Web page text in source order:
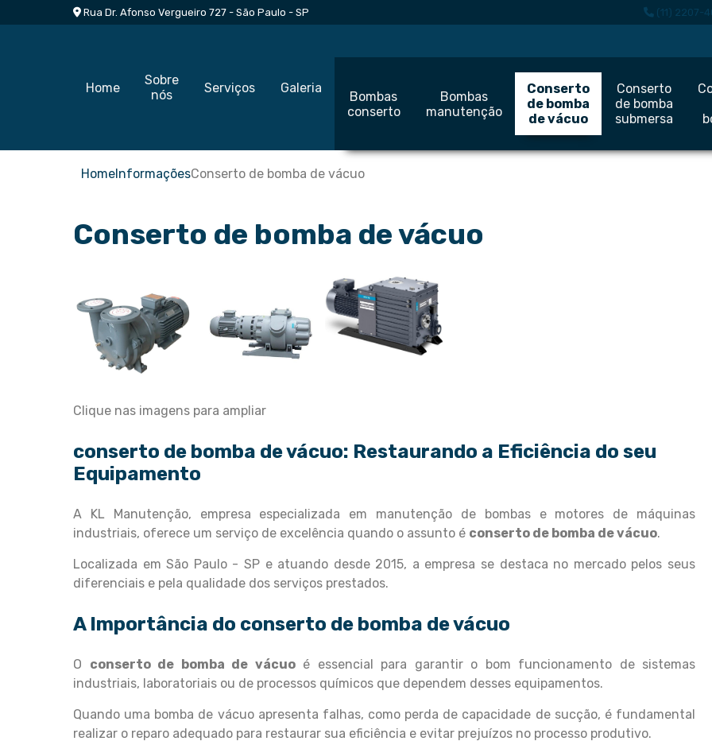
Rua Dr. Afonso Vergueiro 727 - São Paulo - SP (11) 2207-
Home
Sobre
nós
Serviços Galeria
Bombas
conserto
Bombas
manutenção
Conserto
de bomba
de vácuo
Conserto
de bomba
submersa
HomeInformaçõesConserto de bomba de vácuo
Conserto de bomba de vácuo
Clique nas imagens para ampliar
conserto de bomba de vácuo: Restaurando a Eficiência do seu
Equipamento
A KL Manutenção, empresa especializada em manutenção de bombas e motores de máquinas
industriais, oferece um serviço de excelência quando o assunto é conserto de bomba de vácuo.
Localizada em São Paulo - SP e atuando desde 2015, a empresa se destaca no mercado pelos seus
diferenciais e pela qualidade dos serviços prestados.
A Importância do conserto de bomba de vácuo
O conserto de bomba de vácuoé essencial para garantir o bom funcionamento de sistemas
industriais, laboratoriais ou de processos químicos que dependem desses equipamentos.
Quando uma bomba de vácuo apresenta falhas, como perda de capacidade de sucção, é fundamental
realizar o reparo adequado para restaurar sua eficiência e evitar prejuízos no processo produtivo.